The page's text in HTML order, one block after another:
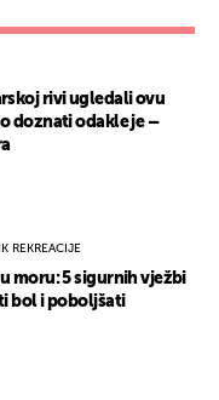
rivi ugledali ovu
doznati odakle je –
REKREACIJE
moru: 5 sigurnih vježbi
bol i poboljšati